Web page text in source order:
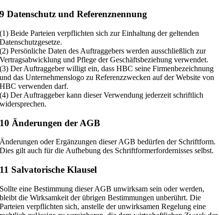
9 Datenschutz und Referenznennung
(1) Beide Parteien verpflichten sich zur Einhaltung der geltenden
Datenschutzgesetze.
(2) Persönliche Daten des Auftraggebers werden ausschließlich zur
Vertragsabwicklung und Pflege der Geschäftsbeziehung verwendet.
(3) Der Auftraggeber willigt ein, dass HBC seine Firmenbezeichnung
und das Unternehmenslogo zu Referenzzwecken auf der Website von
HBC verwenden darf.
(4) Der Auftraggeber kann dieser Verwendung jederzeit schriftlich
widersprechen.
10 Änderungen der AGB
Änderungen oder Ergänzungen dieser AGB bedürfen der Schriftform.
Dies gilt auch für die Aufhebung des Schriftformerfordernisses selbst.
11 Salvatorische Klausel
Sollte eine Bestimmung dieser AGB unwirksam sein oder werden,
bleibt die Wirksamkeit der übrigen Bestimmungen unberührt. Die
Parteien verpflichten sich, anstelle der unwirksamen Regelung eine